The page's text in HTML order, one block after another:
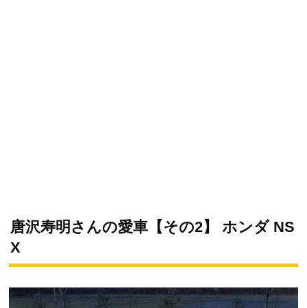
唐沢寿明さんの愛車【その2】 ホンダ NS
X